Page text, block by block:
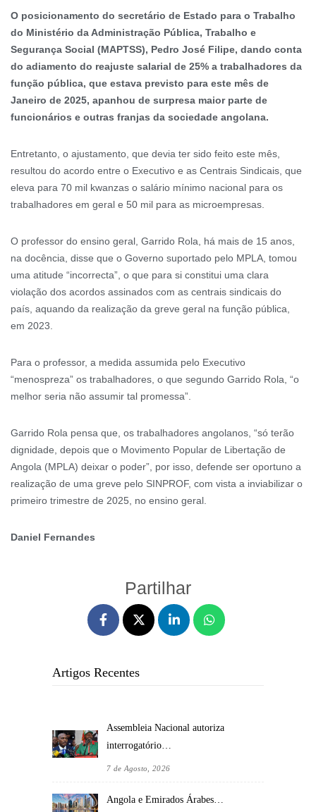
O posicionamento do secretário de Estado para o Trabalho
do Ministério da Administração Pública, Trabalho e
Segurança Social (MAPTSS), Pedro José Filipe, dando conta
do adiamento do reajuste salarial de 25% a trabalhadores da
função pública, que estava previsto para este mês de
Janeiro de 2025, apanhou de surpresa maior parte de
funcionários e outras franjas da sociedade angolana.
Entretanto, o ajustamento, que devia ter sido feito este mês,
resultou do acordo entre o Executivo e as Centrais Sindicais, que
eleva para 70 mil kwanzas o salário mínimo nacional para os
trabalhadores em geral e 50 mil para as microempresas.
O professor do ensino geral, Garrido Rola, há mais de 15 anos,
na docência, disse que o Governo suportado pelo MPLA, tomou
uma atitude “incorrecta”, o que para si constitui uma clara
violação dos acordos assinados com as centrais sindicais do
país, aquando da realização da greve geral na função pública,
em 2023.
Para o professor, a medida assumida pelo Executivo
“menospreza” os trabalhadores, o que segundo Garrido Rola, “o
melhor seria não assumir tal promessa”.
Garrido Rola pensa que, os trabalhadores angolanos, “só terão
dignidade, depois que o Movimento Popular de Libertação de
Angola (MPLA) deixar o poder”, por isso, defende ser oportuno a
realização de uma greve pelo SINPROF, com vista a inviabilizar o
primeiro trimestre de 2025, no ensino geral.
Daniel Fernandes
Partilhar
Artigos Recentes
Assembleia Nacional autoriza
interrogatório…
7 de Agosto, 2026
Angola e Emirados Árabes…